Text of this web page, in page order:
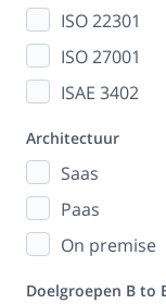
ISO 22301
ISO 27001
ISAE 3402
Architectuur
Saas
Paas
On premise
Doelgroepen B to